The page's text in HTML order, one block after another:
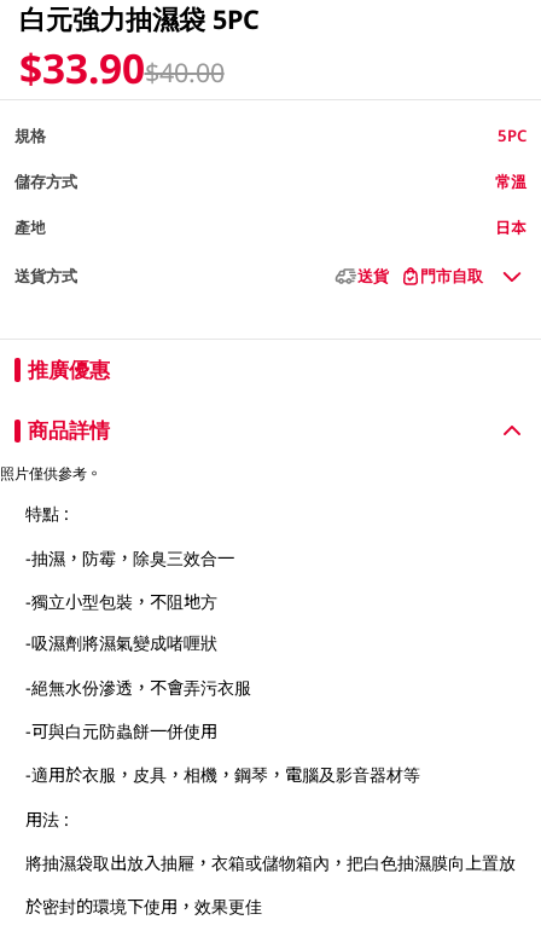
白元強力抽濕袋 5PC
$33.90$40.00
規格 5PC
儲存方式 常溫
產地 日本
送貨方式 送貨 門市自取
推廣優惠
商品詳情
照片僅供參考。
特點 :
-抽濕，防霉，除臭三效合一
-獨立小型包裝，不阻地方
-吸濕劑將濕氣變成啫喱狀
-絕無水份滲透，不會弄污衣服
-可與白元防蟲餅一併使用
-適用於衣服，皮具，相機，鋼琴，電腦及影音器材等
用法 :
將抽濕袋取出放入抽屜，衣箱或儲物箱內，把白色抽濕膜向上置放
於密封的環境下使用，效果更佳